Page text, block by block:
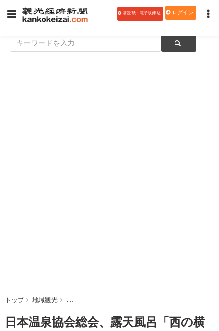
購読(紙・電子版)申込 ログイン
トップ 地域観光 日本温泉協会総会、露天風呂「西の横綱」の湯原温
日本温泉協会総会、露天風呂「西の横